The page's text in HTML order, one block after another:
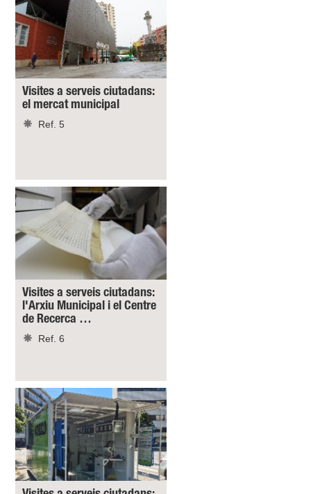
Visites a serveis ciutadans:
el mercat municipal
Ref. 5
Visites a serveis ciutadans:
l'Arxiu Municipal i el Centre
de Recerca …
Ref. 6